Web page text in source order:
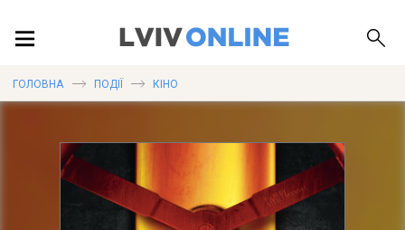
ГОЛОВНА ПОДІЇ КІНО